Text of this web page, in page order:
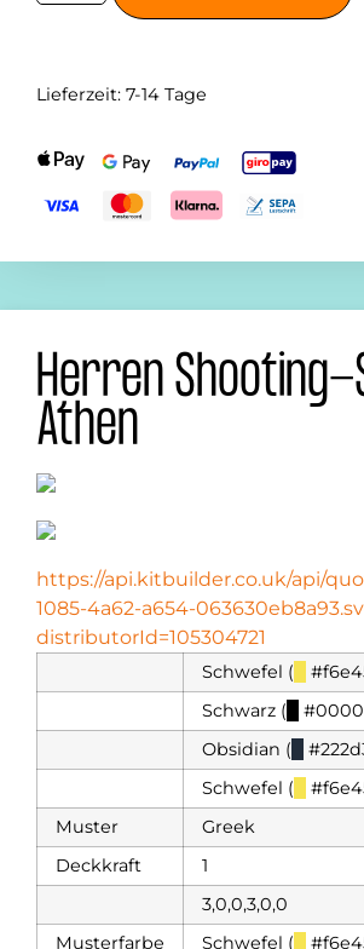
Lieferzeit: 7-14 Tage
Herren
Athen
https://api.kitbuilder.co.uk/api/
1085-4a62-a654-
distributorId=105304721
Schwefel (
Schwarz (
Obsidian (
Schwefel (
Muster
Greek
Deckkraft
1
3,0,0,3,0,0
Musterfarbe
Schwefel (